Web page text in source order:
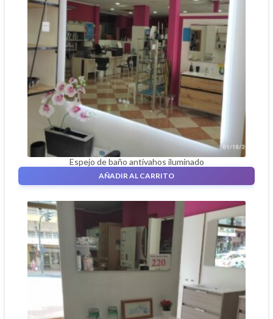
Espejo de baño antivahos iluminado
314,00€
AÑADIR AL CARRITO